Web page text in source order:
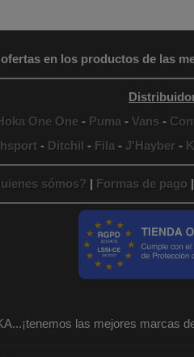
ofertas en los productos de las
One One- Puma - Vans-
- Ditchil - Fila - J'Hayber -
sómos? | Formas de pago|
las mejores